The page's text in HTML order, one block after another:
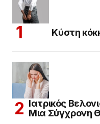
Κύστη
Ιατρικός
Μια Σύγχρονη